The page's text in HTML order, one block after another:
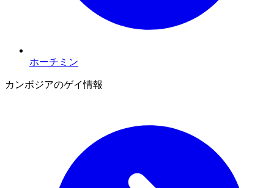
ホーチミン
カンボジアのゲイ情報